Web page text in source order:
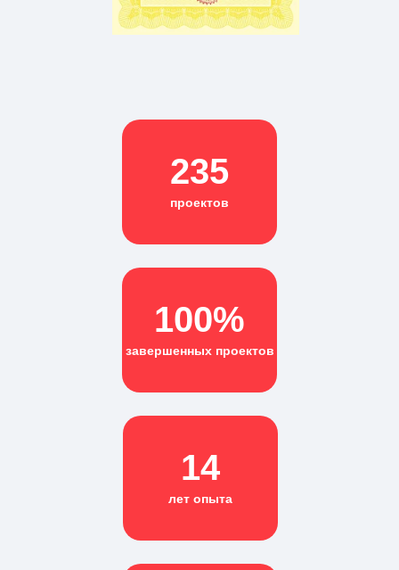
проектов
235
завершенных проектов
100%
лет опыта
14